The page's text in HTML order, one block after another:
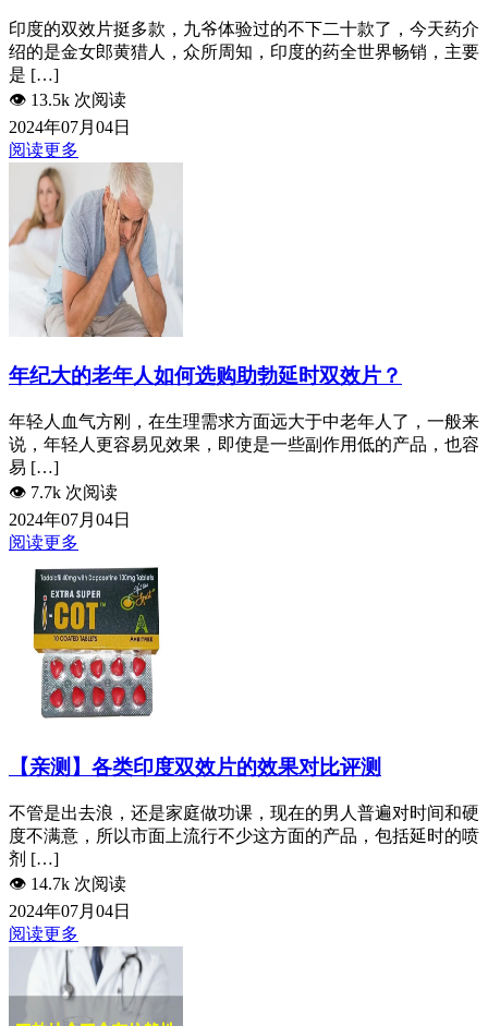
印度的双效片挺多款，九爷体验过的不下二十款了，今天药介
绍的是金女郎黄猎人，众所周知，印度的药全世界畅销，主要
是 […]
👁️ 13.5k 次阅读
2024年07月04日
阅读更多
年纪大的老年人如何选购助勃延时双效片？
年轻人血气方刚，在生理需求方面远大于中老年人了，一般来
说，年轻人更容易见效果，即使是一些副作用低的产品，也容
易 […]
👁️ 7.7k 次阅读
2024年07月04日
阅读更多
【亲测】各类印度双效片的效果对比评测
不管是出去浪，还是家庭做功课，现在的男人普遍对时间和硬
度不满意，所以市面上流行不少这方面的产品，包括延时的喷
剂 […]
👁️ 14.7k 次阅读
2024年07月04日
阅读更多